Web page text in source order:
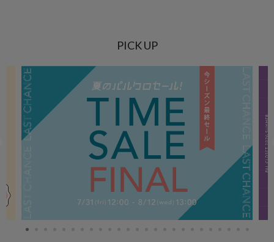
PICK UP